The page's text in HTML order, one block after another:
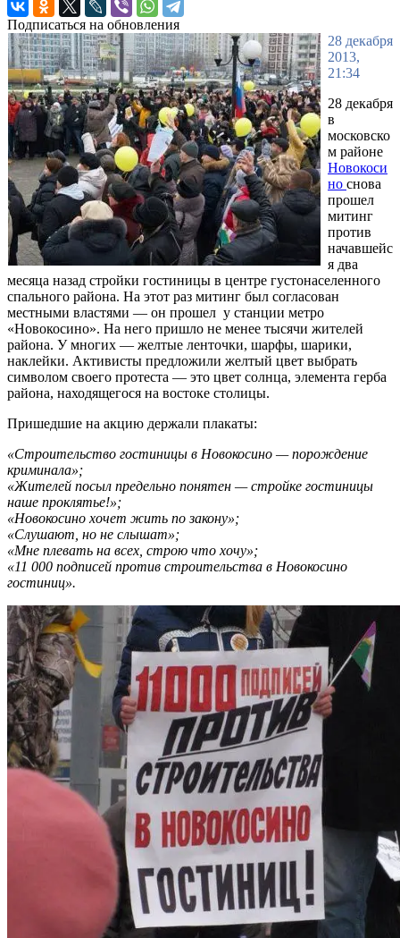
Подписаться на обновления
28 декабря
2013,
21:34
28 декабря
в
московско
м районе
Новокоси
но снова
прошел
митинг
против
начавшейс
я два
месяца назад стройки гостиницы в центре густонаселенного
спального района. На этот раз митинг был согласован
местными властями — он прошел у станции метро
«Новокосино». На него пришло не менее тысячи жителей
района. У многих — желтые ленточки, шарфы, шарики,
наклейки. Активисты предложили желтый цвет выбрать
символом своего протеста — это цвет солнца, элемента герба
района, находящегося на востоке столицы.
Пришедшие на акцию держали плакаты:
«Строительство гостиницы в Новокосино — порождение
криминала»;
«Жителей посыл предельно понятен — стройке гостиницы
наше проклятье!»;
«Новокосино хочет жить по закону»;
«Слушают, но не слышат»;
«Мне плевать на всех, строю что хочу»;
«11 000 подписей против строительства в Новокосино
гостиниц».